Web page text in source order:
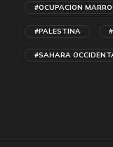
#OCUPACION
#PALESTINA
#SAHARA